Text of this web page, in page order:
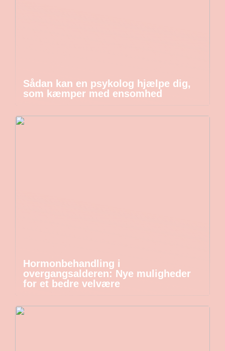
Sådan kan en psykolog hjælpe dig,
som kæmper med ensomhed
Hormonbehandling i
overgangsalderen: Nye muligheder
for et bedre velvære